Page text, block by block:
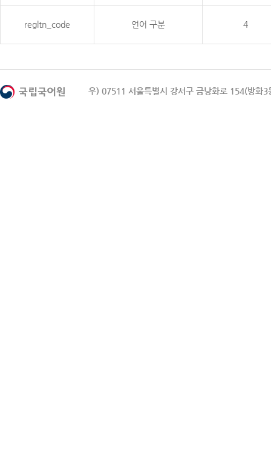
regltn_code 언어 구분 4
우) 07511 서울특별시 강서구 금낭화로 154(방화3